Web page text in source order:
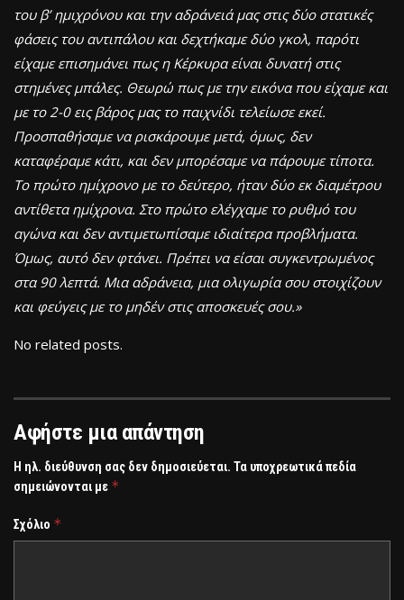
του β’ ημιχρόνου και την αδράνειά μας στις δύο στατικές
φάσεις του αντιπάλου και δεχτήκαμε δύο γκολ, παρότι
είχαμε επισημάνει πως η Κέρκυρα είναι δυνατή στις
στημένες μπάλες. Θεωρώ πως με την εικόνα που είχαμε και
με το 2-0 εις βάρος μας το παιχνίδι τελείωσε εκεί.
Προσπαθήσαμε να ρισκάρουμε μετά, όμως, δεν
καταφέραμε κάτι, και δεν μπορέσαμε να πάρουμε τίποτα.
Το πρώτο ημίχρονο με το δεύτερο, ήταν δύο εκ διαμέτρου
αντίθετα ημίχρονα. Στο πρώτο ελέγχαμε το ρυθμό του
αγώνα και δεν αντιμετωπίσαμε ιδιαίτερα προβλήματα.
Όμως, αυτό δεν φτάνει. Πρέπει να είσαι συγκεντρωμένος
στα 90 λεπτά. Μια αδράνεια, μια ολιγωρία σου στοιχίζουν
και φεύγεις με το μηδέν στις αποσκευές σου.»
No related posts.
Αφήστε μια απάντηση
Η ηλ. διεύθυνση σας δεν δημοσιεύεται. Τα υποχρεωτικά πεδία
σημειώνονται με *
Σχόλιο *